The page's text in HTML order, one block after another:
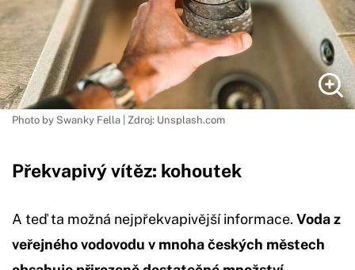
Photo by Swanky Fella | Zdroj: Unsplash.com
Překvapivý vítěz: kohoutek
A teď ta možná nejpřekvapivější informace. Voda z
veřejného vodovodu v mnoha českých městech